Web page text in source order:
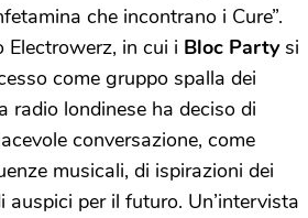
che incontrano i Cure”.
in cui i Bloc Partysi
come gruppo spalla dei
radio londinese ha deciso di
conversazione, come
musicali, di ispirazioni dei
auspici per il futuro. Un’intervista